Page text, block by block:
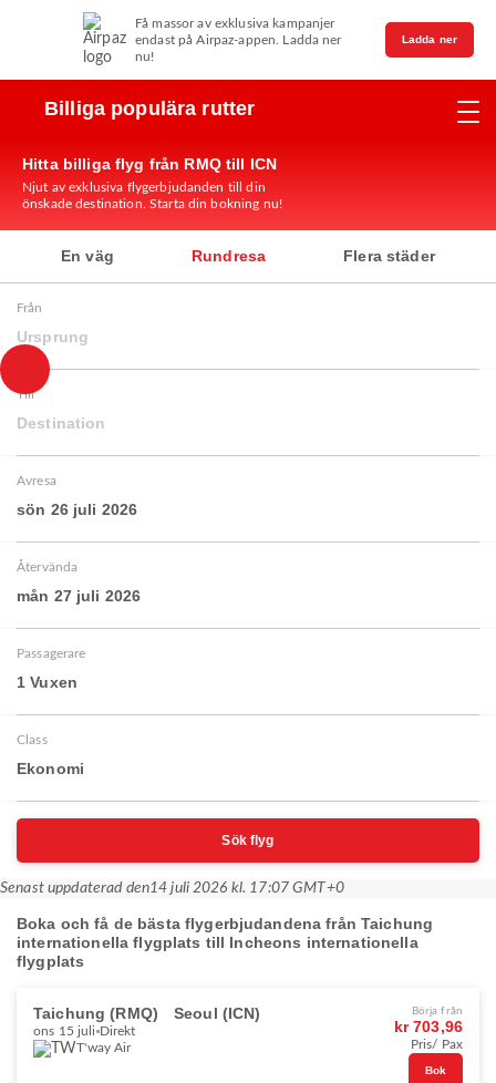
Få massor av exklusiva kampanjer
endast på Airpaz-appen. Ladda ner
nu!
Ladda ner
Billiga populära rutter
Hitta billiga flyg från RMQ till ICN
Njut av exklusiva flygerbjudanden till din
önskade destination. Starta din bokning nu!
En väg Rundresa Flera städer
Från
Ursprung
Till
Destination
Avresa
sön 26 juli 2026
Återvända
mån 27 juli 2026
Passagerare
1 Vuxen
Class
Ekonomi
Sök flyg
Senast uppdaterad den14 juli 2026 kl. 17:07 GMT+0
Boka och få de bästa flygerbjudandena från Taichung
internationella flygplats till Incheons internationella
flygplats
Taichung (RMQ) Seoul (ICN)
ons 15 juli Direkt
T'way Air
Börja från
kr 703,96
Pris/ Pax
Bok